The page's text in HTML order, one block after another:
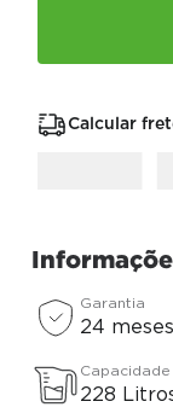
Calcular
Garantia
24 meses
Capacidade
228